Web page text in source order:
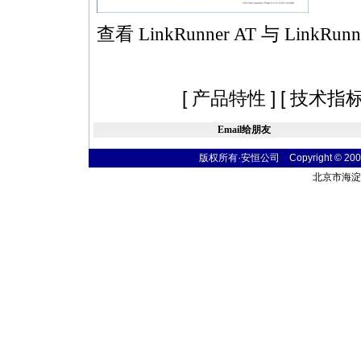
查看 LinkRunner AT 与
[ 产品特性 ] [技术指
Email给朋友
版权所有·安恒公司 Copyright ©
北京市海